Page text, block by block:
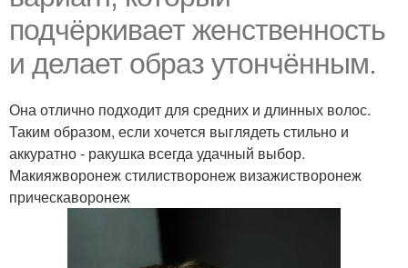
подчёркивает женственность
и делает образ утончённым.
Она отлично подходит для средних и длинных волос.
Таким образом, если хочется выглядеть стильно и
аккуратно - ракушка всегда удачный выбор.
Макияжворонеж стилистворонеж визажистворонеж
прическаворонеж